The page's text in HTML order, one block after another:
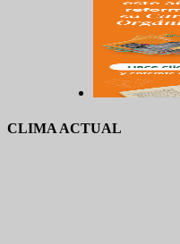
CLIMA ACTUAL